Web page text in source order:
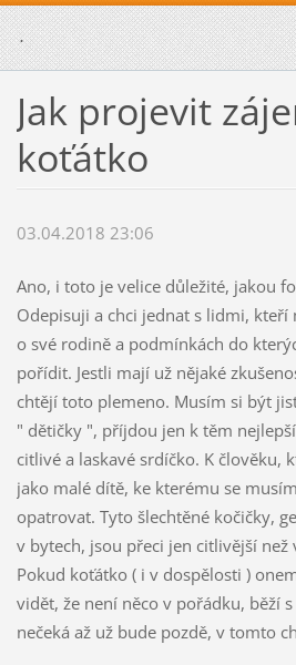
.
Jak projevit
koťátko
03.04.2018 23:06
Ano, i toto je velice důležité, jakou
Odepisuji a chci jednat s lidmi,
o své rodině a podmínkách do
pořídit. Jestli mají už nějaké
chtějí toto plemeno. Musím si být
" dětičky ", příjdou jen k těm
citlivé a laskavé srdíčko. K člověku,
jako malé dítě, ke kterému se
opatrovat. Tyto šlechtěné kočičky,
v bytech, jsou přeci jen citlivější než
Pokud koťátko ( i v dospělosti )
vidět, že není něco v pořádku, běží
nečeká až už bude pozdě, v tomto